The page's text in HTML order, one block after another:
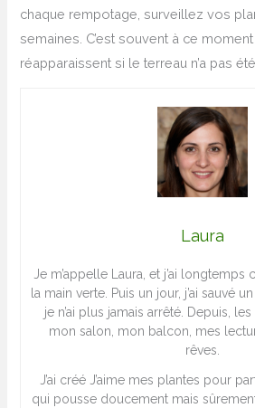
chaque rempotage, surveillez vos
semaines. C’est souvent à ce
réapparaissent si le terreau n’a pas
Laura
Je m’appelle Laura, et j’ai longtemps
la main verte. Puis un jour, j’ai sauvé
je n’ai plus jamais arrêté. Depuis,
mon salon, mon balcon, mes
rêves.
J’ai créé J’aime mes plantes pour
qui pousse doucement mais